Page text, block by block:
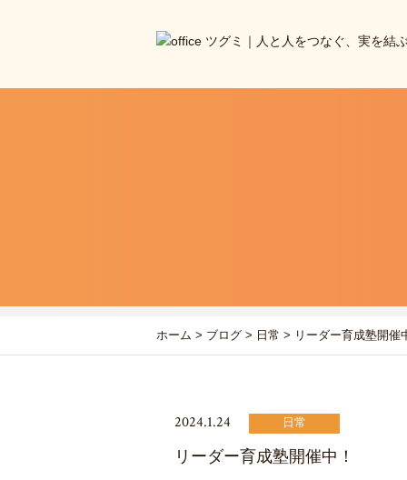
ホーム > ブログ > 日常 > リーダー育成塾開
2024.1.24 日常
リーダー育成塾開催中！